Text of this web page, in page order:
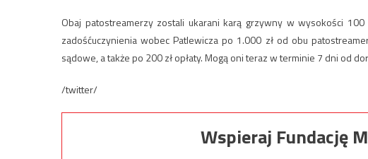
Obaj patostreamerzy zostali ukarani karą grzywny w wysokości
zadośćuczynienia wobec Patlewicza po 1.000 zł od obu
sądowe, a także po 200 zł opłaty. Mogą oni teraz w terminie 7 dni od
/twitter/
Wspieraj Fundację